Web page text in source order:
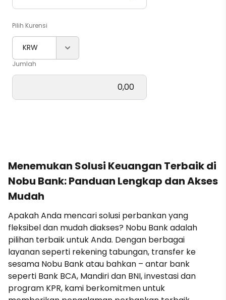
Pilih Kurensi
KRW
Jumlah
Menemukan Solusi Keuangan Terbaik di
Nobu Bank: Panduan Lengkap dan Akses
Mudah
Apakah Anda mencari solusi perbankan yang
fleksibel dan mudah diakses? Nobu Bank adalah
pilihan terbaik untuk Anda. Dengan berbagai
layanan seperti rekening tabungan, transfer ke
sesama Nobu Bank atau bahkan – antar bank
seperti Bank BCA, Mandiri dan BNI, investasi dan
program KPR, kami berkomitmen untuk